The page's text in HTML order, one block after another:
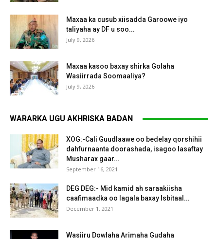
Maxaa ka cusub xiisadda Garoowe iyo
taliyaha ay DF u soo...
July 9, 2026
Maxaa kasoo baxay shirka Golaha
Wasiirrada Soomaaliya?
July 9, 2026
WARARKA UGU AKHRISKA BADAN
XOG:-Cali Guudlaawe oo bedelay qorshihii
dahfurnaanta doorashada, isagoo lasaftay
Musharax gaar...
September 16, 2021
DEG DEG:- Mid kamid ah saraakiisha
caafimaadka oo lagala baxay Isbitaal...
December 1, 2021
Wasiiru Dowlaha Arimaha Gudaha